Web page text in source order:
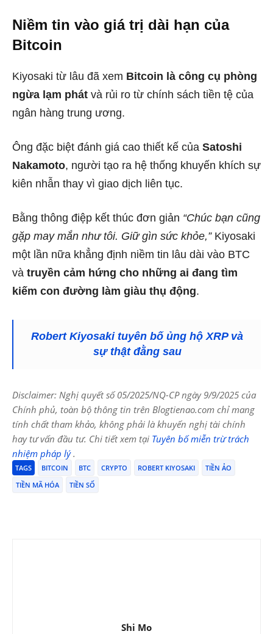
Niềm tin vào giá trị dài hạn của
Bitcoin
Kiyosaki từ lâu đã xem Bitcoin là công cụ phòng
ngừa lạm phát và rủi ro từ chính sách tiền tệ của
ngân hàng trung ương.
Ông đặc biệt đánh giá cao thiết kế của Satoshi
Nakamoto, người tạo ra hệ thống khuyến khích sự
kiên nhẫn thay vì giao dịch liên tục.
Bằng thông điệp kết thúc đơn giản “Chúc bạn cũng
gặp may mắn như tôi. Giữ gìn sức khỏe,”Kiyosaki
một lần nữa khẳng định niềm tin lâu dài vào BTC
và truyền cảm hứng cho những ai đang tìm
kiếm con đường làm giàu thụ động.
Robert Kiyosaki tuyên bố ủng hộ XRP và
sự thật đằng sau
Disclaimer: Nghị quyết số 05/2025/NQ-CP ngày 9/9/2025 của
Chính phủ, toàn bộ thông tin trên Blogtienao.com chỉ mang
tính chất tham khảo, không phải là khuyến nghị tài chính
hay tư vấn đầu tư. Chi tiết xem tại Tuyên bố miễn trừ trách
nhiệm pháp lý.
TAGS BITCOIN BTC CRYPTO ROBERT KIYOSAKI
TIỀN ẢO
TIỀN MÃ HÓA
TIỀN SỐ
Shi Mo